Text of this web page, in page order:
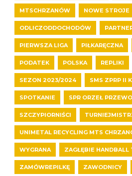
MTSCHRZANÓW NOWE STROJE
ODLICZODDOCHODÓW
PIERWSZA LIGA PIŁKARĘCZNA
PODATEK POLSKA REPLIKI
SEZON 2023/2024 SMS ZPRP II
SPOTKANIE SPR ORZEŁ
SZCZYPIORNIŚCI
UNIMETAL RECYCLING MTS
WYGRANA ZAGŁĘBIE HANDBALL
ZAMÓWREPILKĘ ZAWODNICY